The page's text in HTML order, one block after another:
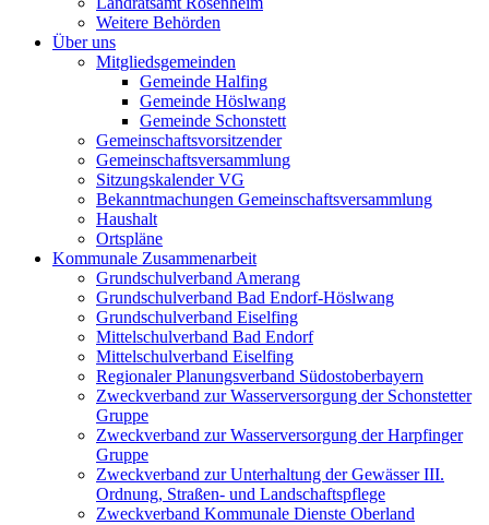
Weitere Behörden
Über uns
Mitgliedsgemeinden
Gemeinde Halfing
Gemeinde Höslwang
Gemeinde Schonstett
Gemeinschaftsvorsitzender
Gemeinschaftsversammlung
Sitzungskalender VG
Bekanntmachungen Gemeinschaftsversammlung
Haushalt
Ortspläne
Kommunale Zusammenarbeit
Grundschulverband Amerang
Grundschulverband Bad Endorf-Höslwang
Grundschulverband Eiselfing
Mittelschulverband Bad Endorf
Mittelschulverband Eiselfing
Regionaler Planungsverband Südostoberbayern
Zweckverband zur Wasserversorgung der Schonstetter
Gruppe
Zweckverband zur Wasserversorgung der Harpfinger
Gruppe
Zweckverband zur Unterhaltung der Gewässer III.
Ordnung, Straßen- und Landschaftspflege
Zweckverband Kommunale Dienste Oberland